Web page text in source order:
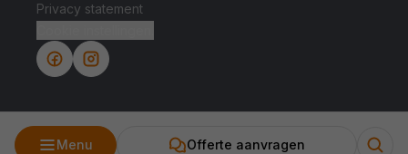
Menu Offerte aanvragen
Privacy statement